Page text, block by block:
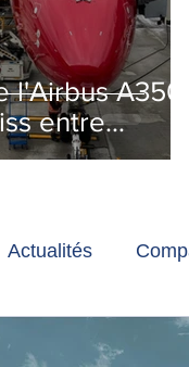
l'Airbus A350
entre
et Zurich
Actualités
album